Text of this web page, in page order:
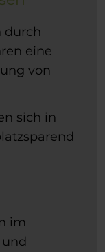
durch
eine
von
sich in
im